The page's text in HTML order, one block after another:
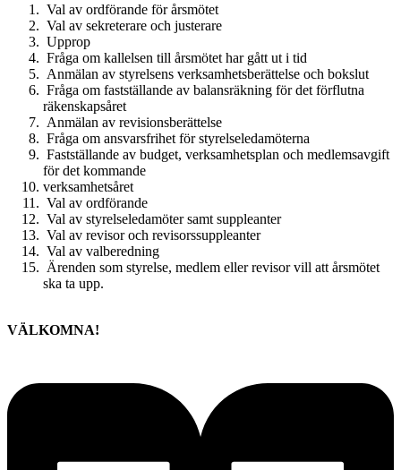
Val av ordförande för årsmötet
Val av sekreterare och justerare
Upprop
Fråga om kallelsen till årsmötet har gått ut i tid
Anmälan av styrelsens verksamhetsberättelse och bokslut
Fråga om fastställande av balansräkning för det förflutna
räkenskapsåret
Anmälan av revisionsberättelse
Fråga om ansvarsfrihet för styrelseledamöterna
Fastställande av budget, verksamhetsplan och medlemsavgift
för det kommande
verksamhetsåret
Val av ordförande
Val av styrelseledamöter samt suppleanter
Val av revisor och revisorssuppleanter
Val av valberedning
Ärenden som styrelse, medlem eller revisor vill att årsmötet
ska ta upp.
VÄLKOMNA!